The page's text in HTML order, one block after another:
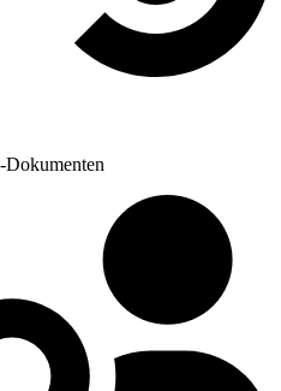
Dokumenten